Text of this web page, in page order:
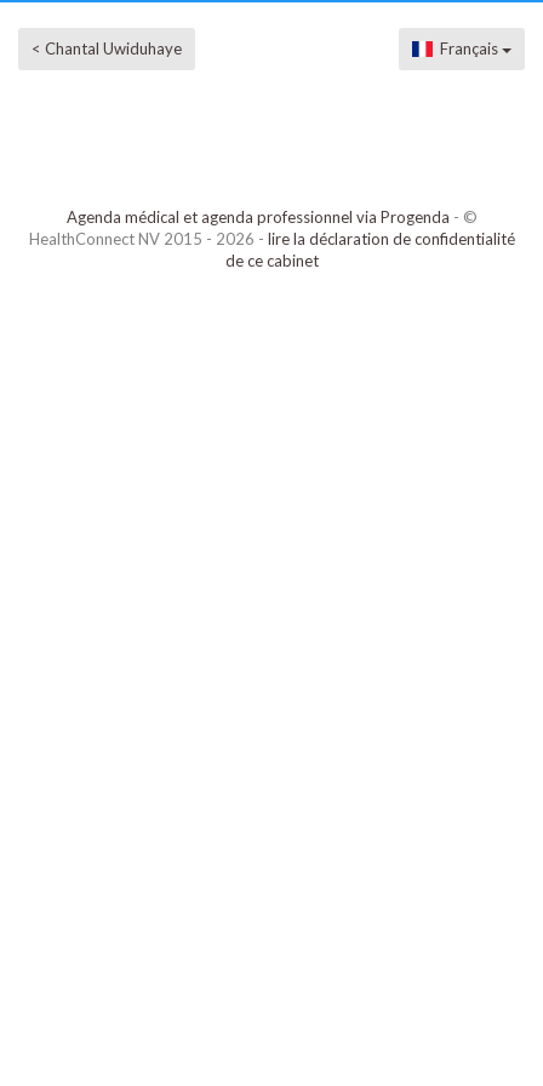
< Chantal Uwiduhaye Français
Agenda médical et agenda professionnel via Progenda - ©
HealthConnect NV 2015 - 2026 - lire la déclaration de confidentialité
de ce cabinet